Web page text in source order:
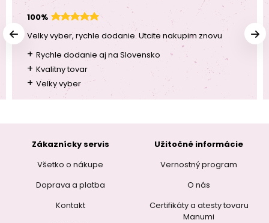
100%
Velky vyber, rychle dodanie. Utcite nakupim znovu
+ Rychle dodanie aj na Slovensko
+ Kvalitny tovar
+ Velky vyber
Zákaznícky servis
Všetko o nákupe
Doprava a platba
Kontakt
Užitočné informácie
Vernostný program
O nás
Certifikáty a atesty tovaru
Manumi